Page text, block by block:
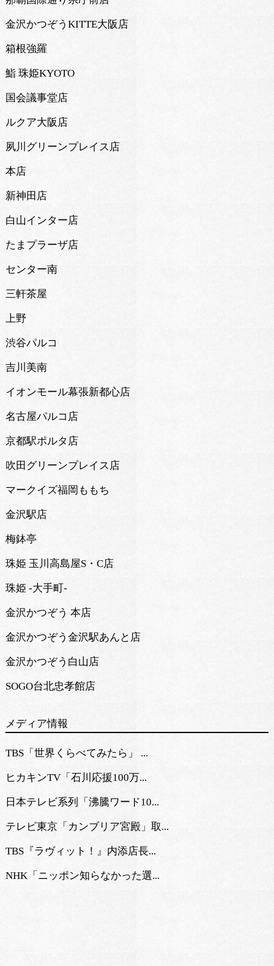
金沢かつぞうKITTE大阪店
箱根強羅
鮨 珠姫KYOTO
国会議事堂店
ルクア大阪店
夙川グリーンプレイス店
本店
新神田店
白山インター店
たまプラーザ店
センター南
三軒茶屋
上野
渋谷パルコ
吉川美南
イオンモール幕張新都心店
名古屋パルコ店
京都駅ポルタ店
吹田グリーンプレイス店
マークイズ福岡ももち
金沢駅店
梅鉢亭
珠姫 玉川高島屋S・C店
珠姫 -大手町-
金沢かつぞう 本店
金沢かつぞう金沢駅あんと店
金沢かつぞう白山店
SOGO台北忠孝館店
メディア情報
TBS「世界くらべてみたら」 ...
ヒカキンTV「石川応援100万...
日本テレビ系列「沸騰ワード10...
テレビ東京「カンブリア宮殿」取...
TBS『ラヴィット！』内添店長...
NHK「ニッポン知らなかった選...